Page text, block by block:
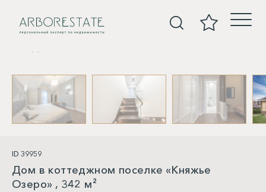
ID 39959
Дом в коттеджном поселке «Княжье
Озеро» , 342 м²